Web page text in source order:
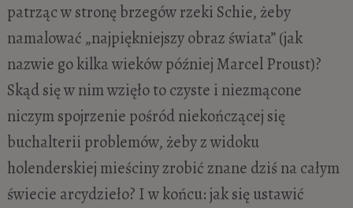
patrząc w stronę brzegów rzeki Schie, żeby
namalować „najpiękniejszy obraz świata” (jak
nazwie go kilka wieków później Marcel Proust)?
Skąd się w nim wzięło to czyste i niezmącone
niczym spojrzenie pośród niekończącej się
buchalterii problemów, żeby z widoku
holenderskiej mieściny zrobić znane dziś na całym
świecie arcydzieło? I w końcu: jak się ustawić